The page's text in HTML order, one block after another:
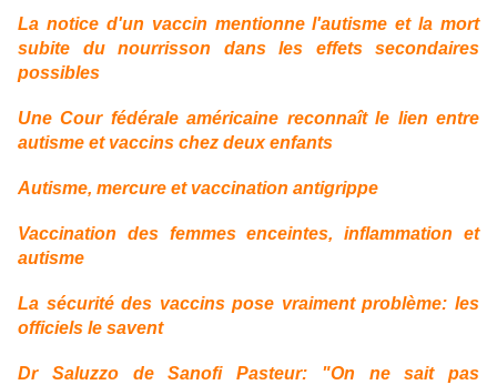
La notice d'un vaccin mentionne l'autisme et la mort
subite du nourrisson dans les effets secondaires
possibles
Une Cour fédérale américaine reconnaît le lien entre
autisme et vaccins chez deux enfants
Autisme, mercure et vaccination antigrippe
Vaccination des femmes enceintes, inflammation et
autisme
La sécurité des vaccins pose vraiment problème: les
officiels le savent
Dr Saluzzo de Sanofi Pasteur: "On ne sait pas